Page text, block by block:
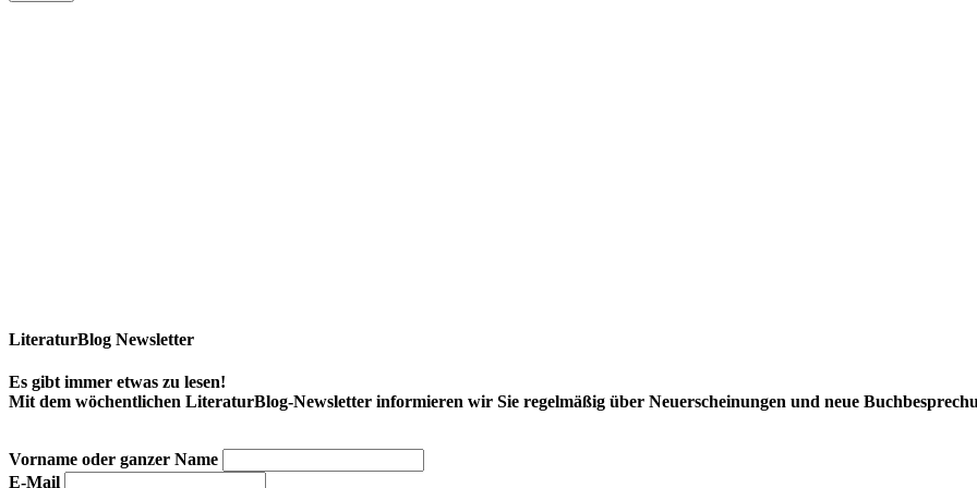
LiteraturBlog Newsletter
Es gibt immer etwas zu lesen!
Mit dem wöchentlichen LiteraturBlog-Newsletter informieren wir Sie regelmäßig über Neuerscheinungen und neue
Vorname oder ganzer Name
E-Mail